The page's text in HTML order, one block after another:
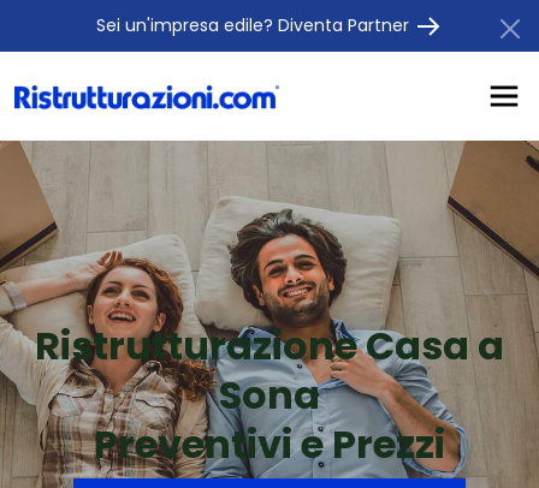
Sei un'impresa edile? Diventa Partner
Ristrutturazione Casa a
Sona
Preventivi e Prezzi